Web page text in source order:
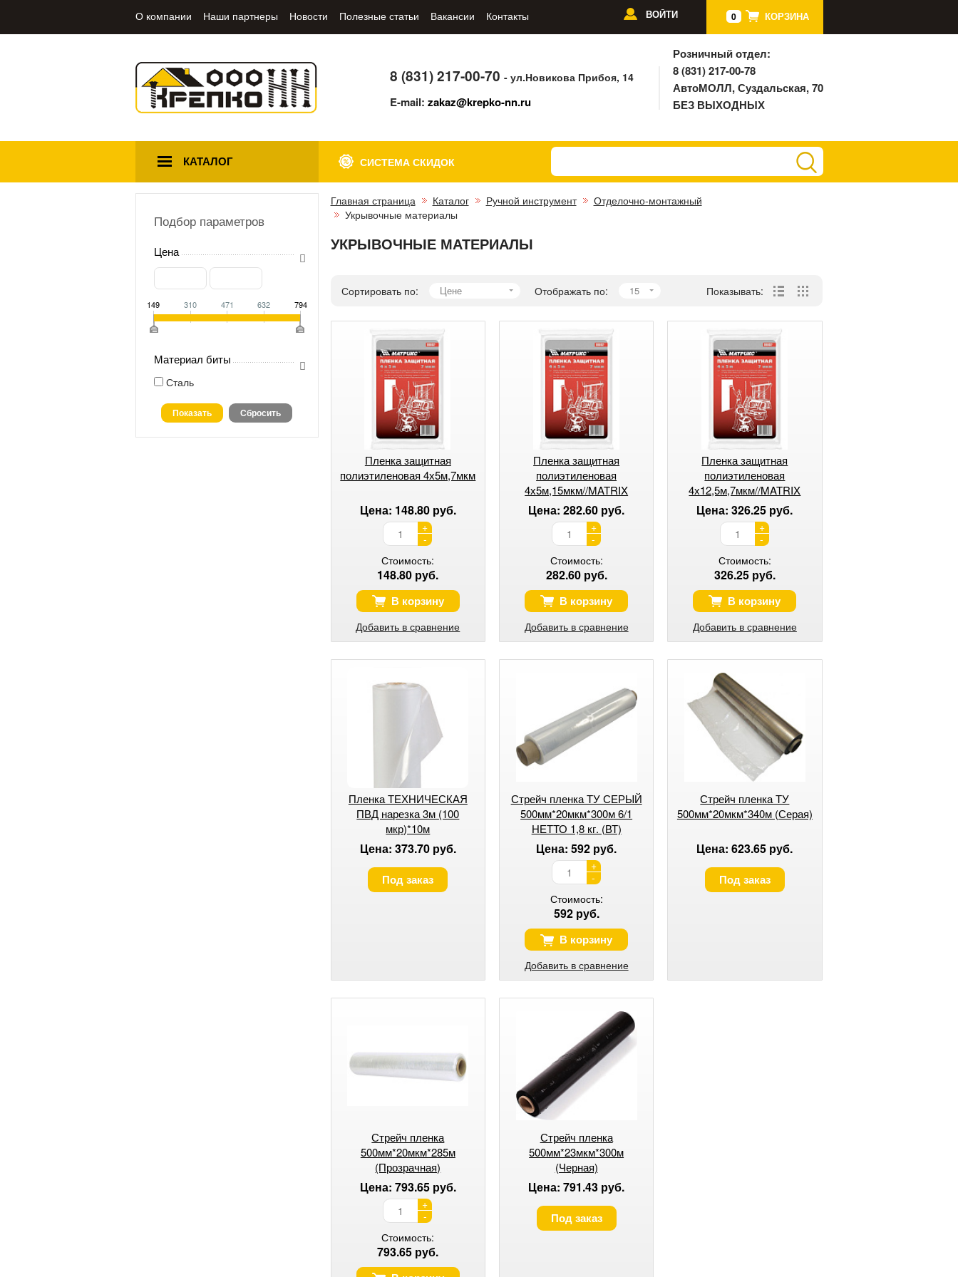
О компании Наши партнеры Новости Полезные статьи Вакансии Контакты 0 КОРЗИНА
ВОЙТИ
8 (831) 217-00-70- ул.Новикова Прибоя, 14
E-mail:zakaz@krepko-nn.ru
Розничный отдел:
8 (831) 217-00-78
АвтоМОЛЛ, Суздальская, 70
БЕЗ ВЫХОДНЫХ
КАТАЛОГ СИСТЕМА СКИДОК
Подбор параметров
Цена
149 310 471 632 794
Материал биты
Сталь
Главная страница Каталог Ручной инструмент
Отделочно-монтажный
Укрывочные материалы
УКРЫВОЧНЫЕ МАТЕРИАЛЫ
Сортировать по: Цене Отображать по: 15 Показывать:
Пленка защитная
полиэтиленовая 4х5м,7мкм
Цена: 148.80 руб.
+
-
Стоимость:
148.80 руб.
В корзину
Добавить в сравнение
Пленка защитная
полиэтиленовая
4х5м,15мкм//MATRIX
Цена: 282.60 руб.
+
-
Стоимость:
282.60 руб.
В корзину
Добавить в сравнение
Пленка защитная
полиэтиленовая
4х12,5м,7мкм//MATRIX
Цена: 326.25 руб.
+
-
Стоимость:
326.25 руб.
В корзину
Добавить в сравнение
Пленка ТЕХНИЧЕСКАЯ
ПВД нарезка 3м (100
мкр)*10м
Цена: 373.70 руб.
Под заказ
Стрейч пленка ТУ СЕРЫЙ
500мм*20мкм*300м 6/1
НЕТТО 1,8 кг. (ВТ)
Цена: 592 руб.
+
-
Стоимость:
592 руб.
В корзину
Добавить в сравнение
Стрейч пленка ТУ
500мм*20мкм*340м (Серая)
Цена: 623.65 руб.
Под заказ
Стрейч пленка
500мм*20мкм*285м
(Прозрачная)
Цена: 793.65 руб.
+
-
Стоимость:
793.65 руб.
Стрейч пленка
500мм*23мкм*300м
(Черная)
Цена: 791.43 руб.
Под заказ